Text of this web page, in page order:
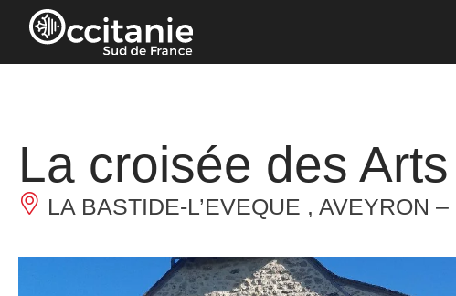
Cookies beheer paneel
La croisée des Arts
LA BASTIDE-L’EVEQUE , AVEYRON –